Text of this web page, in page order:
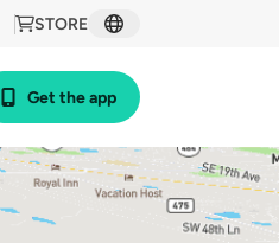
STORE
Get the app